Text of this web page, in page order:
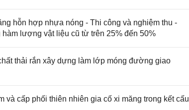
hỗn hợp nhựa nóng - Thi công và nghiệm thu -
lượng vật liệu cũ từ trên 25% đến 50%
thải rắn xây dựng làm lớp móng đường giao
và cấp phối thiên nhiên gia cố xi măng trong kết cấu